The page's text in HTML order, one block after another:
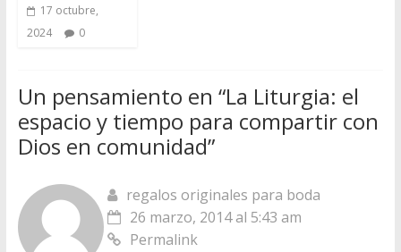
17 octubre,
2024
0
Un pensamiento en “La Liturgia: el
espacio y tiempo para compartir con
Dios en comunidad”
regalos originales para boda
26 marzo, 2014 al 5:43 am
Permalink